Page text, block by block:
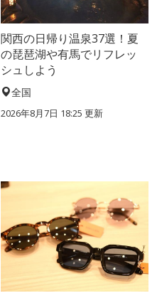
関西の日帰り温泉37選！夏
の琵琶湖や有馬でリフレッ
シュしよう
全国
2026年8月7日 18:25 更新